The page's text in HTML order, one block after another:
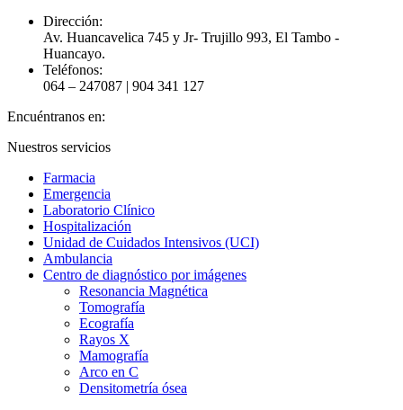
Dirección:
Av. Huancavelica 745 y Jr- Trujillo 993, El Tambo -
Huancayo.
Teléfonos:
064 – 247087 | 904 341 127
Encuéntranos en:
Facebook
opens
new
window
YouTube
opens
new
window
Instagram
opens
new
window
Nuestros servicios
Farmacia
Emergencia
Laboratorio Clínico
Hospitalización
Unidad de Cuidados Intensivos (UCI)
Ambulancia
Centro de diagnóstico por imágenes
Resonancia Magnética
Tomografía
Ecografía
Rayos X
Mamografía
Arco en C
Densitometría ósea